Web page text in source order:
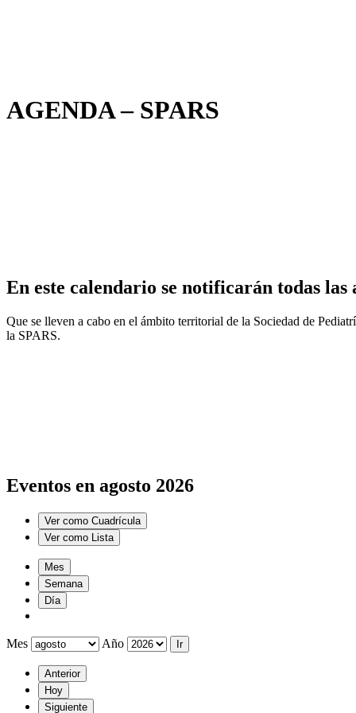
AGENDA – SPARS
En este calendario se notificarán todas
Que se lleven a cabo en el ámbito territorial de la Sociedad de
la SPARS.
Eventos en agosto 2026
Ver como Cuadrícula
Ver como Lista
Mes
Semana
Día
Mes Año
Anterior
Hoy
Siguiente